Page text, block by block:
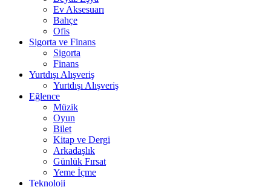
Ev Aksesuarı
Bahçe
Ofis
Sigorta ve Finans
Sigorta
Finans
Yurtdışı Alışveriş
Yurtdışı Alışveriş
Eğlence
Müzik
Oyun
Bilet
Kitap ve Dergi
Arkadaşlık
Günlük Fırsat
Yeme İçme
Teknoloji